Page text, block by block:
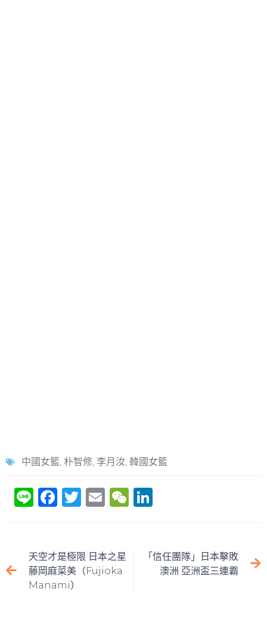
中國女籃 朴智修 李月汝 韓國女籃
Li F
e
b
o
T
er
E
l
W
e
dI
天空才是極限 日本之星
藤岡麻菜美（Fujioka
Manami）
「信任團隊」日本擊敗
澳洲 亞洲盃三連霸